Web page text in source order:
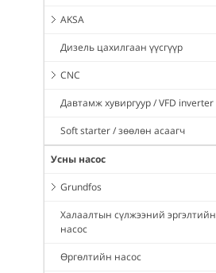
AKSA
Дизель цахилгаан үүсгүүр
CNC
Давтамж хувиргуур / VFD inverter
Soft starter / зөөлөн асаагч
Усны насос
Grundfos
Халаалтын сүлжээний эргэлтийн
насос
Өргөлтийн насос